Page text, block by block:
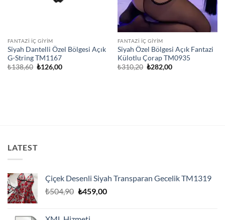
FANTAZI İÇ GIYIM
Siyah Dantelli Özel Bölgesi Açık
G-String TM1167
₺138,60 Orijinal
₺126,00Şu
FANTAZI İÇ GIYIM
Siyah Özel Bölgesi Açık Fantazi
Külotlu Çorap TM0935
₺310,20 Orijinal
₺282,00Şu
LATEST
Çiçek Desenli Siyah Transparan Gecelik TM1319
₺504,90 Orijinal
₺459,00Şu